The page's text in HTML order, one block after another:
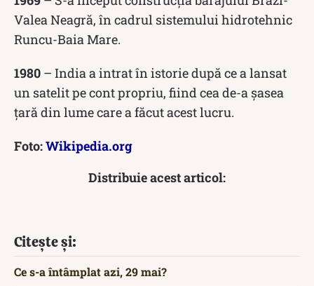
Valea Neagră, în cadrul sistemului hidrotehnic
Runcu-Baia Mare.
1980 – India a intrat în istorie după ce a lansat
un satelit pe cont propriu, fiind cea de-a șasea
țară din lume care a făcut acest lucru.
Foto:Wikipedia.org
Distribuie acest articol:
Citește și:
Ce s-a întâmplat azi, 29 mai?